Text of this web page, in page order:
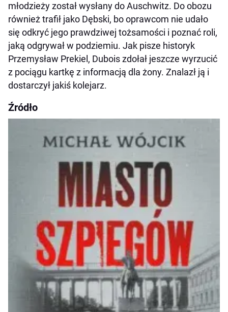
młodzieży został wysłany do Auschwitz. Do obozu
również trafił jako Dębski, bo oprawcom nie udało
się odkryć jego prawdziwej tożsamości i poznać roli,
jaką odgrywał w podziemiu. Jak pisze historyk
Przemysław Prekiel, Dubois zdołał jeszcze wyrzucić
z pociągu kartkę z informacją dla żony. Znalazł ją i
dostarczył jakiś kolejarz.
Źródło